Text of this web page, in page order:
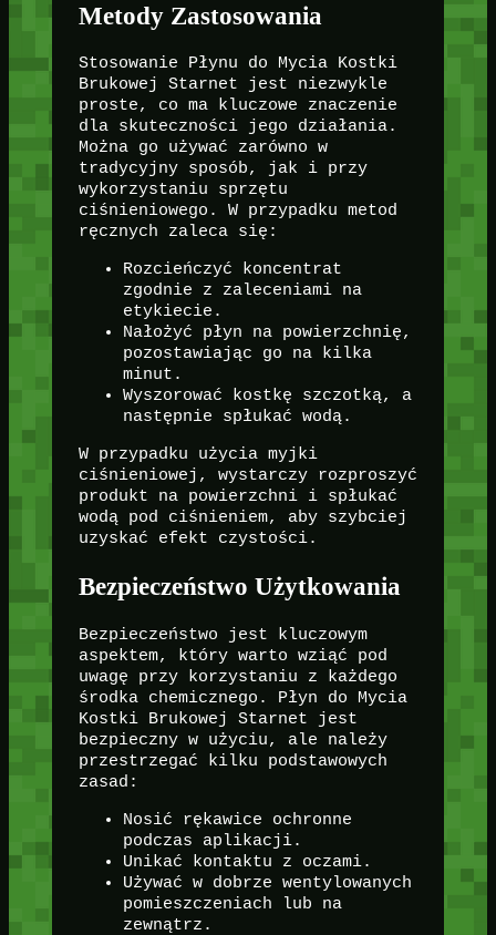
Metody Zastosowania
Stosowanie Płynu do Mycia Kostki
Brukowej Starnet jest niezwykle
proste, co ma kluczowe znaczenie
dla skuteczności jego działania.
Można go używać zarówno w
tradycyjny sposób, jak i przy
wykorzystaniu sprzętu
ciśnieniowego. W przypadku metod
ręcznych zaleca się:
Rozcieńczyć koncentrat
zgodnie z zaleceniami na
etykiecie.
Nałożyć płyn na powierzchnię,
pozostawiając go na kilka
minut.
Wyszorować kostkę szczotką, a
następnie spłukać wodą.
W przypadku użycia myjki
ciśnieniowej, wystarczy rozproszyć
produkt na powierzchni i spłukać
wodą pod ciśnieniem, aby szybciej
uzyskać efekt czystości.
Bezpieczeństwo Użytkowania
Bezpieczeństwo jest kluczowym
aspektem, który warto wziąć pod
uwagę przy korzystaniu z każdego
środka chemicznego. Płyn do Mycia
Kostki Brukowej Starnet jest
bezpieczny w użyciu, ale należy
przestrzegać kilku podstawowych
zasad:
Nosić rękawice ochronne
podczas aplikacji.
Unikać kontaktu z oczami.
Używać w dobrze wentylowanych
pomieszczeniach lub na
zewnątrz.